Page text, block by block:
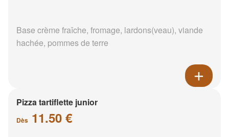
Base crème fraîche, fromage, lardons(veau), viande
hachée, pommes de terre
Pizza tartiflette junior
Dès 11.50 €